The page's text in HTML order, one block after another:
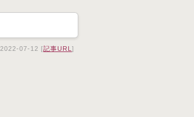
2022-07-12 [記事URL ]